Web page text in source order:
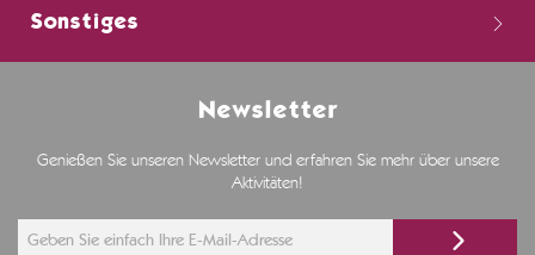
Sonstiges
Newsletter
Genießen Sie unseren Newsletter und erfahren Sie mehr über unsere
Aktivitäten!